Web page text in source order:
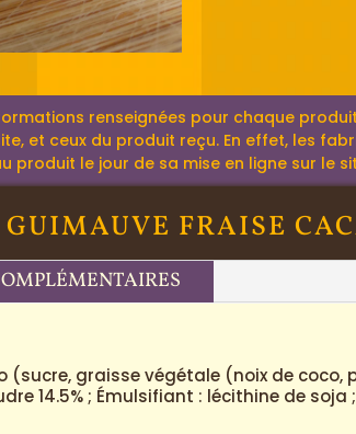
renseignées pour chaque
et ceux du produit reçu. En effet, les
produit le jour de sa mise en ligne sur le
GUIMAUVE FRAISE
(sucre, graisse végétale (noix de coco,
14.5% ; Émulsifiant : lécithine de